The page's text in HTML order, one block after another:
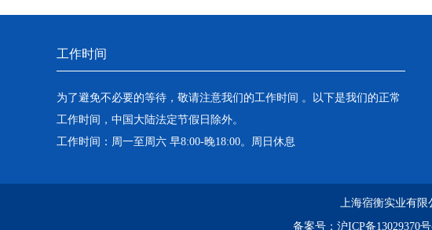
工作时间
为了避免不必要的等待，敬请注意我们的工作时间 。以下是我们的正常
工作时间，中国大陆法定节假日除外。
工作时间：周一至周六 早8:00-晚18:00。周日休息
上海宿衡实业有限
备案号： 沪ICP备13029370